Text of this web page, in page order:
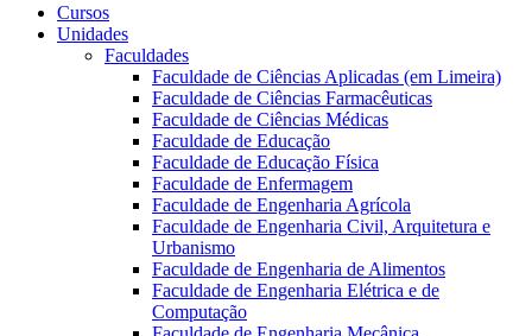
Cursos
Unidades
Faculdades
Faculdade de Ciências Aplicadas (em Limeira)
Faculdade de Ciências Farmacêuticas
Faculdade de Ciências Médicas
Faculdade de Educação
Faculdade de Educação Física
Faculdade de Enfermagem
Faculdade de Engenharia Agrícola
Faculdade de Engenharia Civil, Arquitetura e
Urbanismo
Faculdade de Engenharia de Alimentos
Faculdade de Engenharia Elétrica e de
Computação